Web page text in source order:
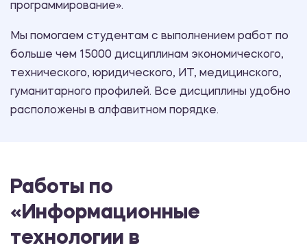
программирование».
Мы помогаем студентам с выполнением работ по
больше чем 15000 дисциплинам экономического,
технического, юридического, ИТ, медицинского,
гуманитарного профилей. Все дисциплины удобно
расположены в алфавитном порядке.
Работы по
«Информационные
технологии в